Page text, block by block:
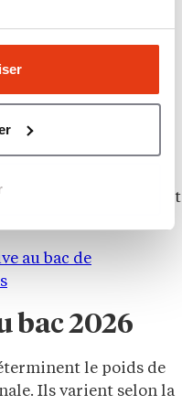
a un effet mécanique
Pour
, les coefficients
à partir de la
de 14 à 12 en
actuellement en
, aucun changement
au bac de
bac 2026
le poids de
Ils varient selon la